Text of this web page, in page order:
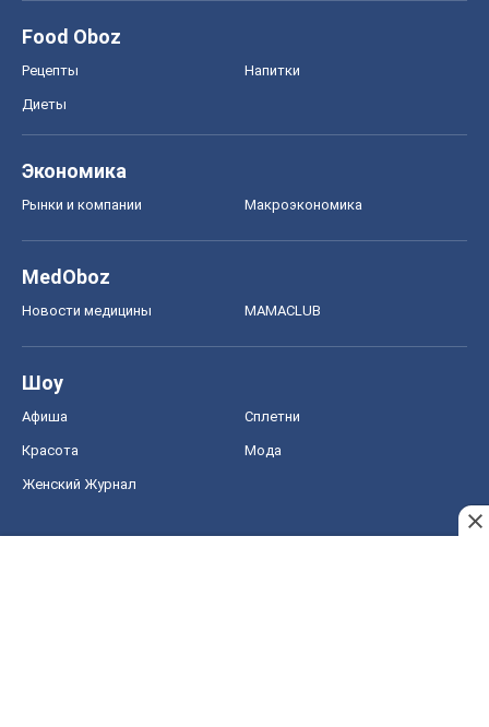
Food Oboz
Рецепты Напитки
Диеты
Экономика
Рынки и компании Mакроэкономика
MedOboz
Новости медицины MAMACLUB
Шоу
Афиша Сплетни
Красота Мода
Женский Журнал